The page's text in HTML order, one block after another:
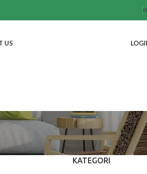
US
KATEGORI